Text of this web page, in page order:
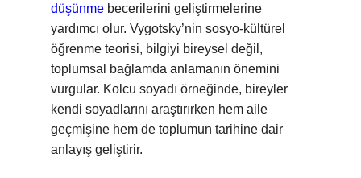
düşünme becerilerini geliştirmelerine
yardımcı olur. Vygotsky’nin sosyo-kültürel
öğrenme teorisi, bilgiyi bireysel değil,
toplumsal bağlamda anlamanın önemini
vurgular. Kolcu soyadı örneğinde, bireyler
kendi soyadlarını araştırırken hem aile
geçmişine hem de toplumun tarihine dair
anlayış geliştirir.